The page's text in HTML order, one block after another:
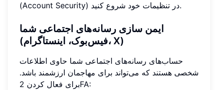
(Account Security) در تنظیمات خود شروع کنید.
ایمن سازی رسانه‌های اجتماعی شما
(فیس‌بوک، اینستاگرام، X)
حساب‌های رسانه‌های اجتماعی شما حاوی اطلاعات
شخصی هستند که می‌تواند برای مهاجمان ارزشمند باشد.
برای فعال کردن 2FA: